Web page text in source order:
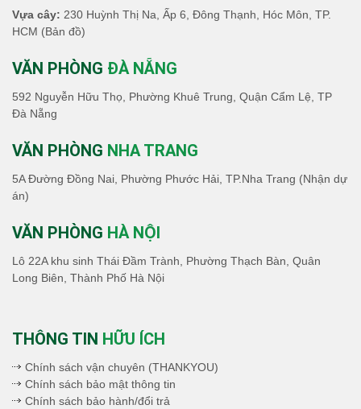
Vựa cây: 230 Huỳnh Thị Na, Ấp 6, Đông Thạnh, Hóc Môn, TP.
HCM (Bản đồ)
VĂN PHÒNG ĐÀ NẴNG
592 Nguyễn Hữu Thọ, Phường Khuê Trung, Quận Cẩm Lệ, TP
Đà Nẵng
VĂN PHÒNG NHA TRANG
5A Đường Đồng Nai, Phường Phước Hải, TP.Nha Trang (Nhận dự
án)
VĂN PHÒNG HÀ NỘI
Lô 22A khu sinh Thái Đầm Trành, Phường Thạch Bàn, Quân
Long Biên, Thành Phố Hà Nội
THÔNG TIN HỮU ÍCH
Chính sách vận chuyên (THANKYOU)
Chính sách bảo mật thông tin
Chính sách bảo hành/đổi trả